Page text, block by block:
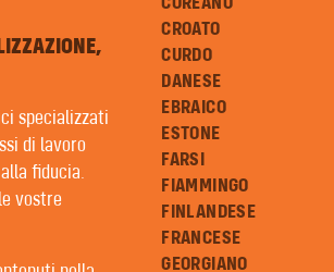
CROATO
CURDO
DANESE
EBRAICO
ESTONE
FARSI
FIAMMINGO
FINLANDESE
FRANCESE
GEORGIANO
specializzati
di lavoro
fiducia.
vostre